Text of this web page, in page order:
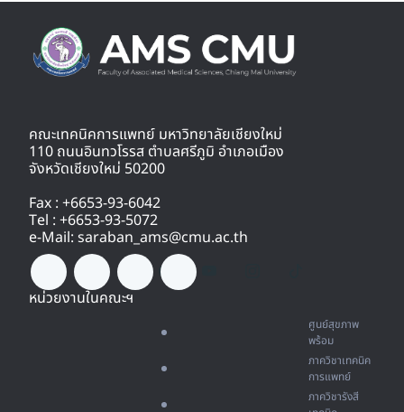
คณะเทคนิคการแพทย์ มหาวิทยาลัยเชียงใหม่
110 ถนนอินทวโรรส ตำบลศรีภูมิ อำเภอเมือง
จังหวัดเชียงใหม่ 50200
Fax : +6653-93-6042
Tel : +6653-93-5072
e-Mail: saraban_ams@cmu.ac.th
หน่วยงานในคณะฯ
ศูนย์สุขภาพ
พร้อม
ภาควิชาเทคนิค
การแพทย์
ภาควิชารังสี